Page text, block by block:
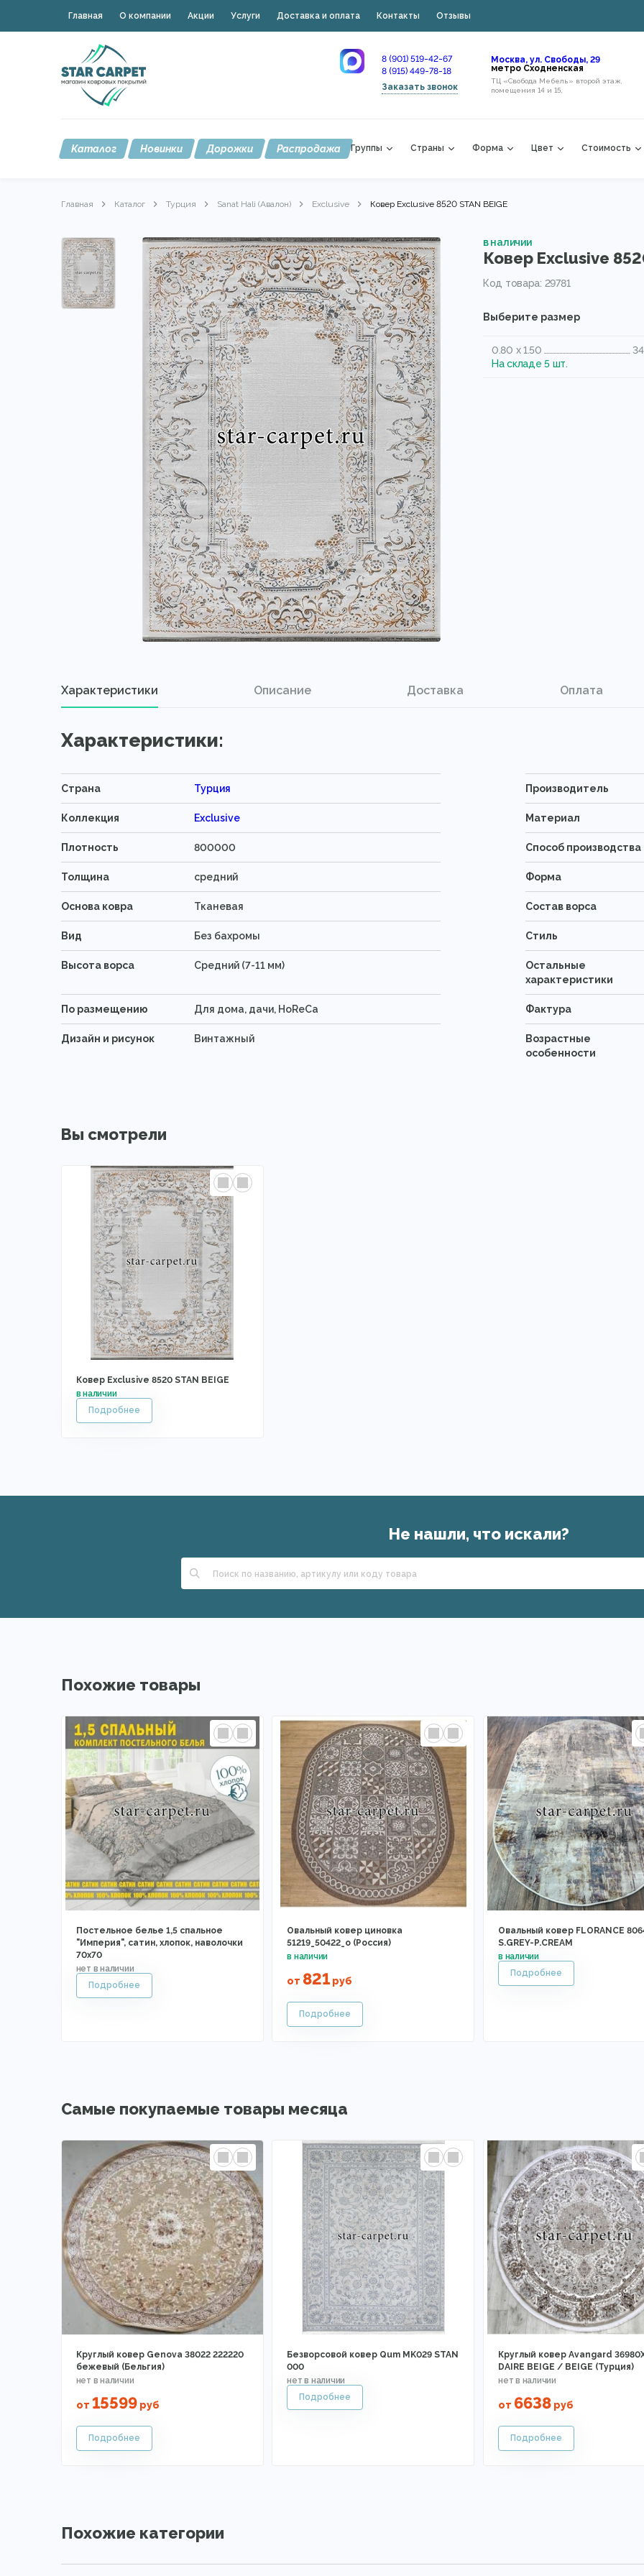
Главная О компании Акции Услуги Доставка и оплата Контакты Отзывы
8 (901) 519-42-67
8 (915) 449-78-18
Заказать звонок
Москва, ул. Свободы, 29
метро Сходненская
ТЦ «Свобода Мебель» второй этаж,
помещения 14 и 15,
Каталог Новинки Дорожки Распродажа Группы Страны Форма Цвет Стоимость
Главная Каталог Турция Sanat Hali (Авалон) Exclusive Ковер Exclusive 8520 STAN BEIGE
в наличии
Ковер Exclusive
Код товара: 29781
Выберите размер
0.80 x 1.50
На складе 5 шт.
Характеристики Описание Доставка Оплата
Характеристики:
Страна Турция Производитель
Коллекция Exclusive Материал
Плотность 800000 Способ производства
Толщина средний Форма
Основа ковра Тканевая Состав ворса
Вид Без бахромы Стиль
Высота ворса Средний (7-11 мм)
Остальные
характеристики
По размещению Для дома, дачи, HoReCa Фактура
Дизайн и рисунок Винтажный
Возрастные
особенности
Вы смотрели
Ковер Exclusive 8520 STAN BEIGE
Не нашли, что искали?
Похожие товары
Постельное белье 1,5 спальное
"Империя", сатин, хлопок, наволочки
70х70
Овальный ковер циновка
51219_50422_o (Россия)
от 821 руб
Овальный ковер FLORANCE
S.GREY-P.CREAM
Самые покупаемые товары месяца
Круглый ковер Genova 38022 222220
бежевый (Бельгия)
от 15599руб
Безворсовой ковер Qum MK029 STAN
000
Круглый ковер Avangard
DAIRE BEIGE / BEIGE (Турция)
от 6638 руб
Похожие категории